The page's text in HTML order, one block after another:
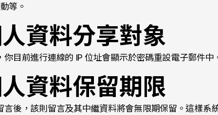
等。
資料分享對象
目前進行連線的 IP 位址會顯示於密碼重設電子郵件中
資料保留期限
言後，該則留言及其中繼資料將會無限期保留。這樣系